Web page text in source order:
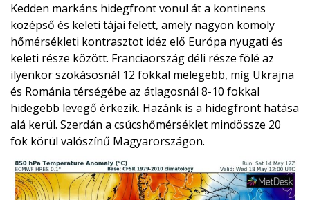
Kedden markáns hidegfront vonul át a kontinens
középső és keleti tájai felett, amely nagyon komoly
hőmérsékleti kontrasztot idéz elő Európa nyugati és
keleti része között. Franciaország déli része fölé az
ilyenkor szokásosnál 12 fokkal melegebb, míg Ukrajna
és Románia térségébe az átlagosnál 8-10 fokkal
hidegebb levegő érkezik. Hazánk is a hidegfront hatása
alá kerül. Szerdán a csúcshőmérséklet mindössze 20
fok körül valószínű Magyarországon.